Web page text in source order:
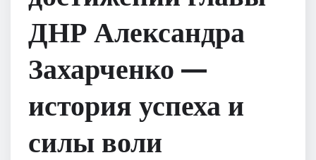
ДНР Александра
Захарченко —
история успеха и
силы воли